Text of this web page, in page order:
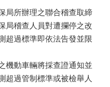
局所辦理之聯合稽查取締
局稽查人員對遭攔停之改
超過標準即依法告發並限
機動車輛將採查證通知並
超過管制標準或被檢舉人